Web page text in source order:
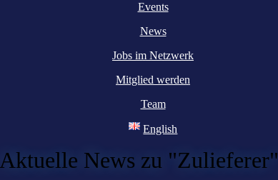
Events
News
Jobs im Netzwerk
Mitglied werden
Team
English
Aktuelle News zu "Zulieferer"